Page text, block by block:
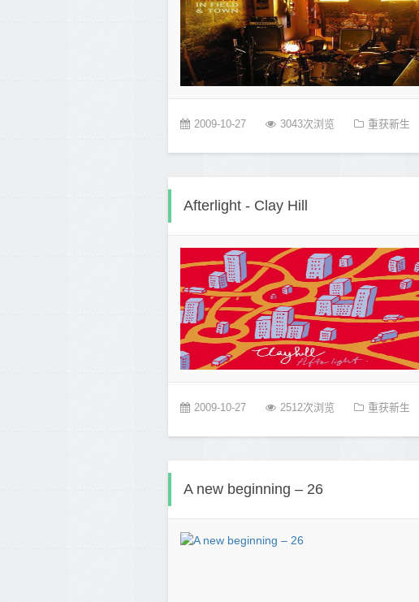
2009-10-27 3043次浏览 重获新生
Afterlight - Clay Hill
2009-10-27 2512次浏览 重获新生
A new beginning – 26